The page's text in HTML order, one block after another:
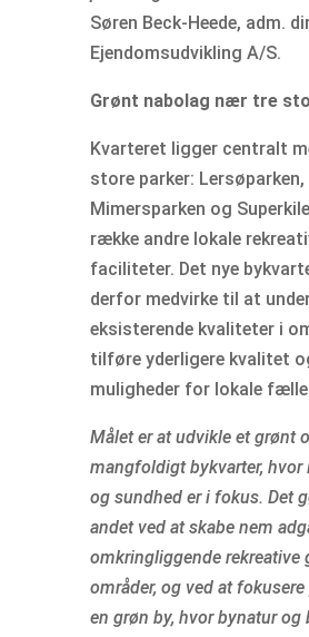
Søren Beck-Heede, adm.
Ejendomsudvikling A/S.
Grønt nabolag nær tre
Kvarteret ligger centralt
store parker: Lersøparken,
Mimersparken og
række andre lokale
faciliteter. Det nye
derfor medvirke til at
eksisterende kvaliteter i
tilføre yderligere kvalitet
muligheder for lokale
Målet er at udvikle et grønt
mangfoldigt bykvarter, hvor
og sundhed er i fokus. Det
andet ved at skabe nem
omkringliggende rekreative
områder, og ved at fokusere
en grøn by, hvor bynatur og